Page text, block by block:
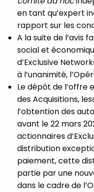
en tant qu’expert
rapport sur les
A la suite de l’avis
social et
d’Exclusive
à l’unanimité,
Le dépôt de l’offre
des Acquisitions,
l’obtention des
avant le 22 mars
actionnaires
distribution
paiement, cette
partie par une
dans le cadre de